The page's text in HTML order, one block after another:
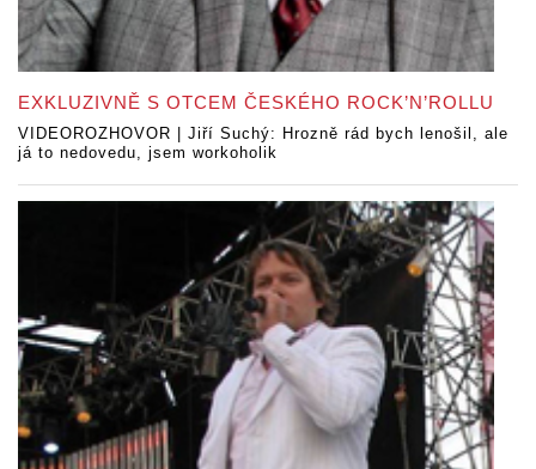
EXKLUZIVNĚ S OTCEM ČESKÉHO ROCK’N’ROLLU
VIDEOROZHOVOR | Jiří Suchý: Hrozně rád bych lenošil, ale
já to nedovedu, jsem workoholik